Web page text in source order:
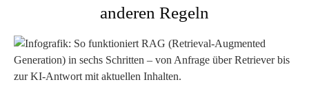
anderen Regeln